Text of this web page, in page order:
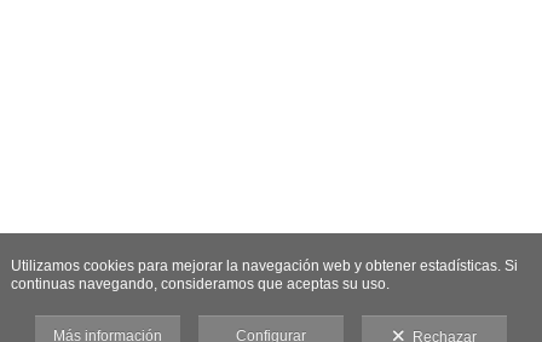
Utilizamos cookies para mejorar la navegación web y obtener estadísticas. Si
continuas navegando, consideramos que aceptas su uso.
Más información Configurar Rechazar